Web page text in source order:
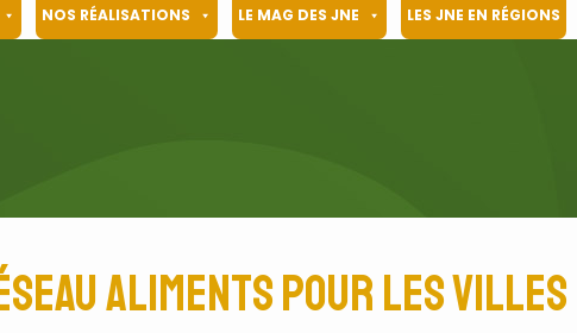
NOS RÉALISATIONS LE MAG DES JNE LES JNE EN RÉGIONS
aliments pour les villes